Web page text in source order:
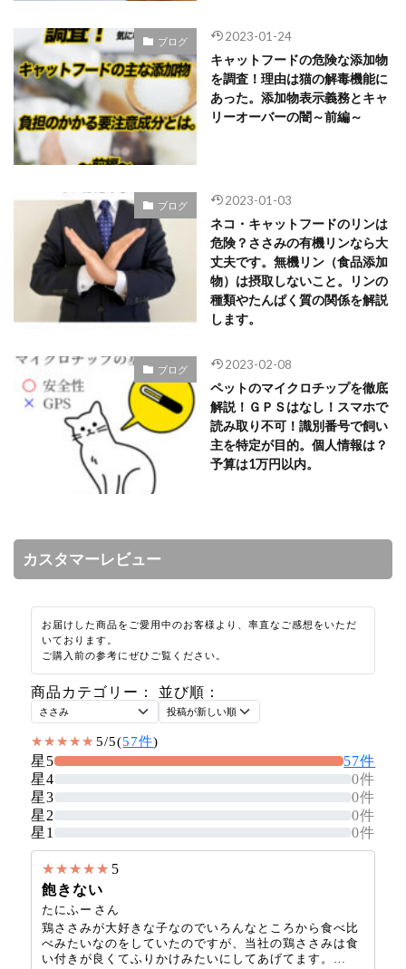
ブログ 2023-01-24
キャットフードの危険な添加物
を調査！理由は猫の解毒機能に
あった。添加物表示義務とキャ
リーオーバーの闇～前編～
ブログ 2023-01-03
ネコ・キャットフードのリンは
危険？ささみの有機リンなら大
丈夫です。無機リン（食品添加
物）は摂取しないこと。リンの
種類やたんぱく質の関係を解説
します。
ブログ 2023-02-08
ペットのマイクロチップを徹底
解説！ＧＰＳはなし！スマホで
読み取り不可！識別番号で飼い
主を特定が目的。個人情報は？
予算は1万円以内。
カスタマーレビュー